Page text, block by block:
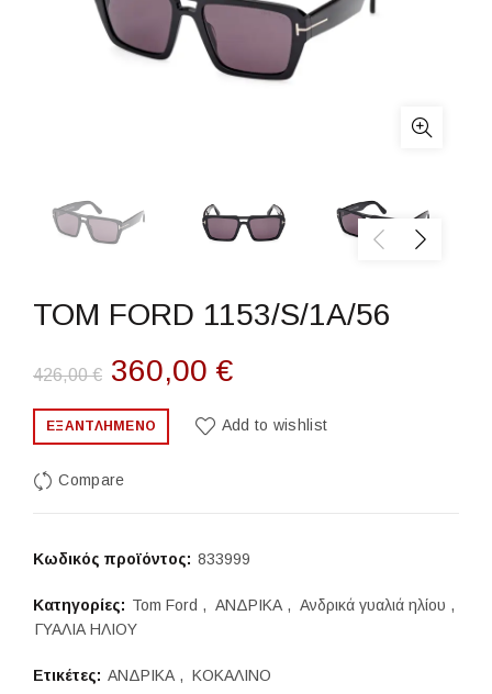
TOM FORD 1153/S/1A/56
426,00€ Original
price
360,00 €Η
τρέχουσα
360,00 €.
ΕΞΑΝΤΛΗΜΈΝΟ Add to wishlist
Compare
Κωδικός προϊόντος: 833999
Κατηγορίες: Tom Ford , ΑΝΔΡΙΚΑ , Ανδρικά γυαλιά ηλίου ,
ΓΥΑΛΙΑ ΗΛΙΟΥ
Ετικέτες: ΑΝΔΡΙΚΑ , ΚΟΚΑΛΙΝΟ